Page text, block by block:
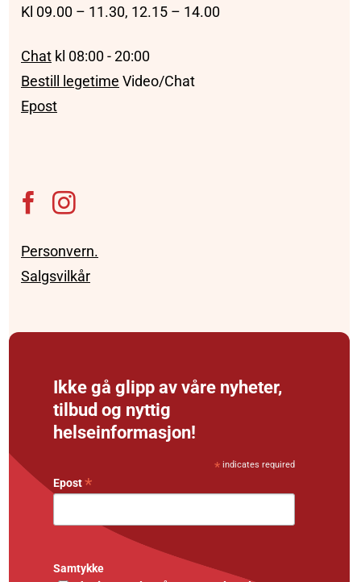
Kl 09.00 – 11.30, 12.15 – 14.00
Chat kl 08:00 - 20:00
Bestill legetime Video/Chat
Epost
Personvern.
Salgsvilkår
Ikke gå glipp av våre nyheter,
tilbud og nyttig
helseinformasjon!
* indicates required
Epost*
Samtykke